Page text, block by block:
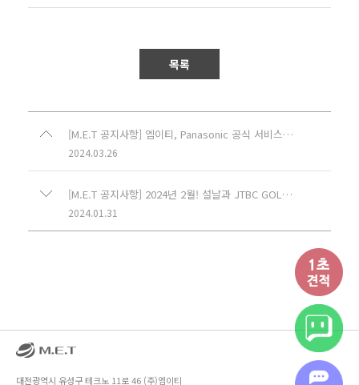
목록
[M.E.T 공지사항] 엠이티, Panasonic 공식 서비스센터 인증서 획득!
2024.03.26
[M.E.T 공지사항] 2024년 2월! 설날과 JTBC GOLF 채널에서 빨리고쳐 엠이티를 만나보세요!
2024.01.31
대전광역시 유성구 테크노 11로 46 (주)엠이티